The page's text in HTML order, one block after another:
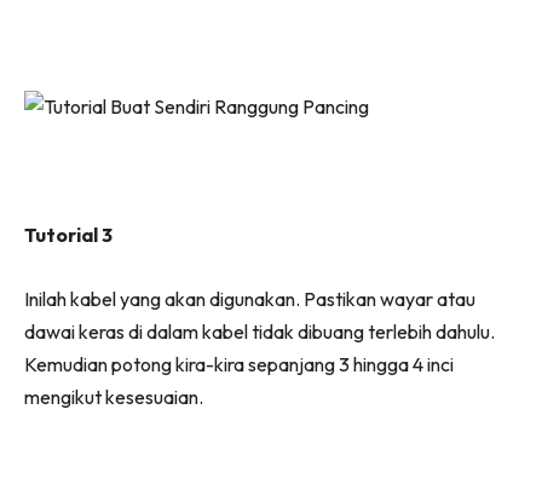
Tutorial 3
Inilah kabel yang akan digunakan. Pastikan wayar atau
dawai keras di dalam kabel tidak dibuang terlebih dahulu.
Kemudian potong kira-kira sepanjang 3 hingga 4 inci
mengikut kesesuaian.